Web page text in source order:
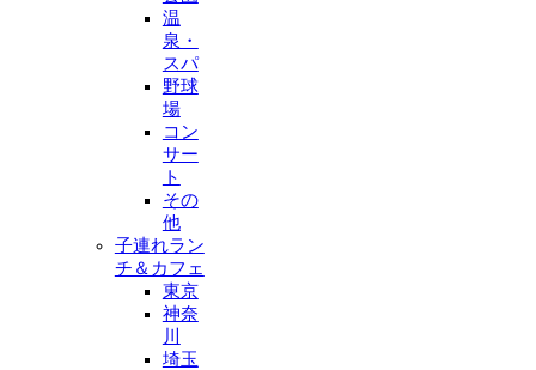
温
泉・
スパ
野球
場
コン
サー
ト
その
他
子連れラン
チ＆カフェ
東京
神奈
川
埼玉